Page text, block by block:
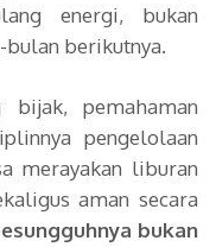
energi, bukan
berikutnya.
bijak, pemahaman
pengelolaan
merayakan liburan
aman secara
bukan